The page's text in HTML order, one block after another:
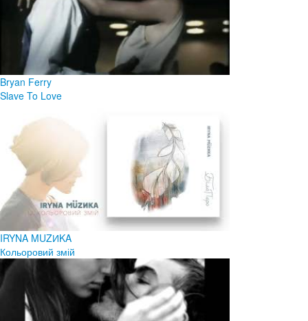
Bryan Ferry
Slave To Love
IRYNA MUZИKA
Кольоровий змій